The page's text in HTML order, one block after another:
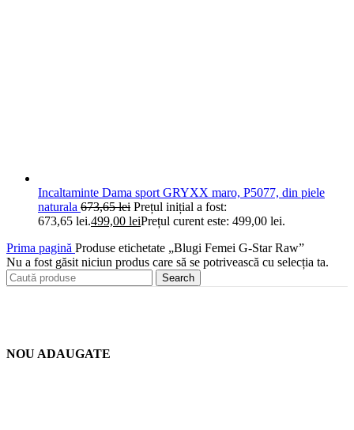
Incaltaminte Dama sport GRYXX maro, P5077, din piele
naturala 673,65lei Prețul inițial a fost:
673,65 lei.499,00 leiPrețul curent este: 499,00 lei.
Prima pagină Produse etichetate „Blugi Femei G-Star Raw”
Nu a fost găsit niciun produs care să se potrivească cu selecția ta.
Search
NOU ADAUGATE